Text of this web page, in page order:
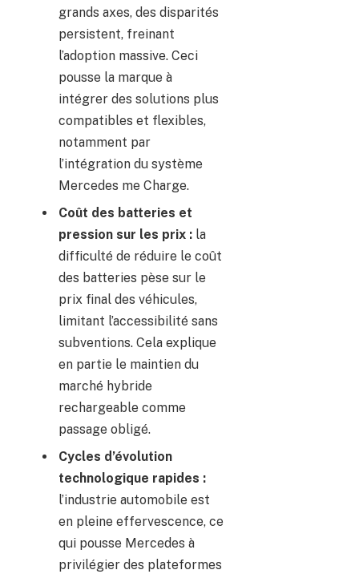
grands axes, des disparités
persistent, freinant
l’adoption massive. Ceci
pousse la marque à
intégrer des solutions plus
compatibles et flexibles,
notamment par
l’intégration du système
Mercedes me Charge.
Coût des batteries et
pression sur les prix : la
difficulté de réduire le coût
des batteries pèse sur le
prix final des véhicules,
limitant l’accessibilité sans
subventions. Cela explique
en partie le maintien du
marché hybride
rechargeable comme
passage obligé.
Cycles d’évolution
technologique rapides :
l’industrie automobile est
en pleine effervescence, ce
qui pousse Mercedes à
privilégier des plateformes